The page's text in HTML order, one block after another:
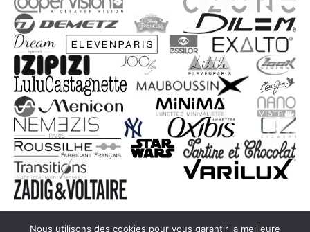
Nous utilisons des cookies pour vous garantir la meilleure